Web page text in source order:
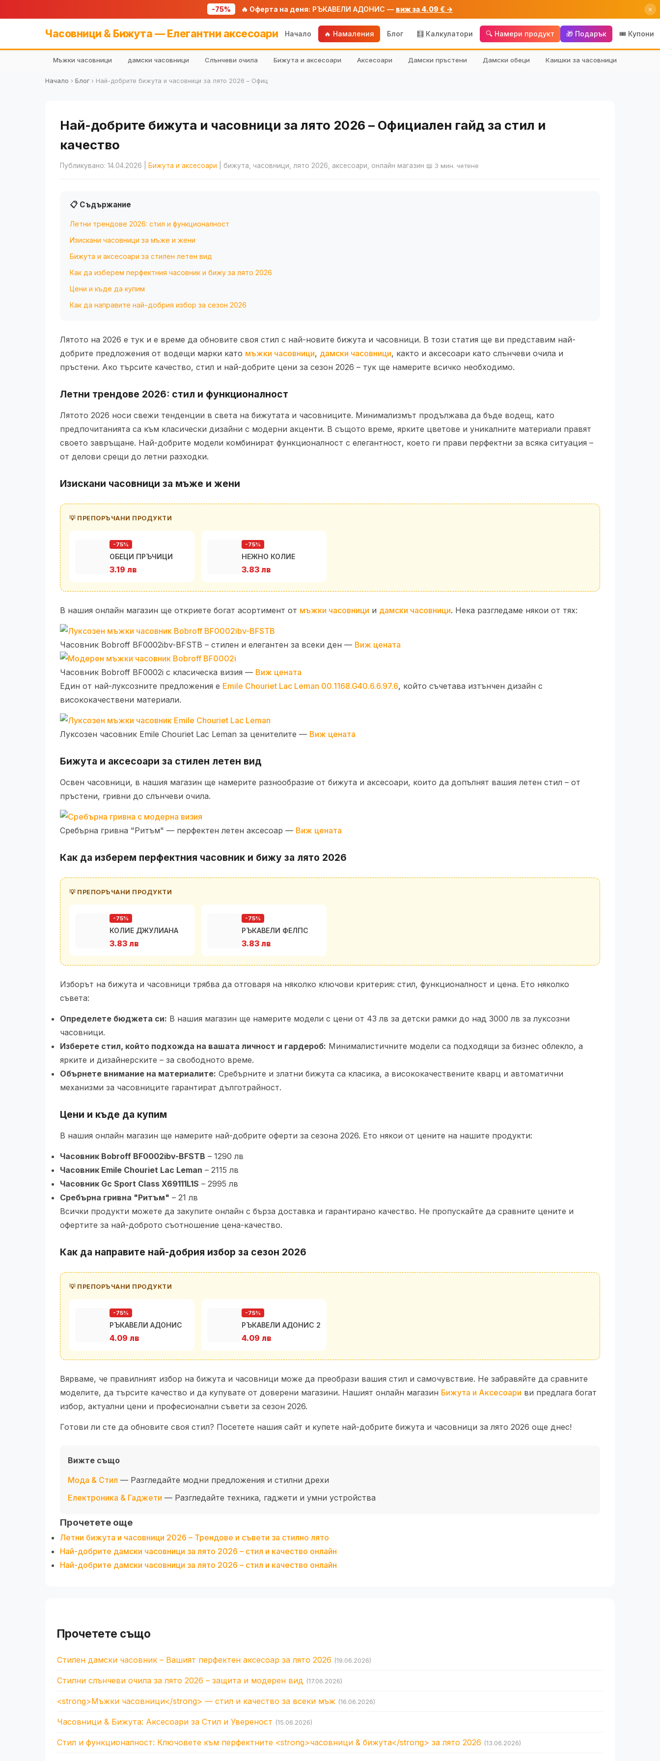
-75% 🔥 Оферта на деня: РЪКАВЕЛИ АДОНИС — виж за 4.09 € → ×
Часовници & Бижута — Елегантни аксесоари Начало 🔥 Намаления Блог 🧮 Калкулатори 🔍 Намери продукт 🎁 Подарък 🎟️ Купони
Мъжки часовници дамски часовници Слънчеви очила Бижута и аксесоари Аксесоари Дамски пръстени Дамски обеци Каишки за часовници
Начало › Блог› Най-добрите бижута и часовници за лято 2026 – Офиц
Най-добрите бижута и часовници за лято 2026 – Официален гайд за стил и
качество
Публикувано: 14.04.2026 Бижута и аксесоари | бижута, часовници, лято 2026, аксесоари, онлайн магазин 📖 3 мин. четене
📋 Съдържание
Летни трендове 2026: стил и функционалност
Изискани часовници за мъже и жени
Бижута и аксесоари за стилен летен вид
Как да изберем перфектния часовник и бижу за лято 2026
Цени и къде да купим
Как да направите най-добрия избор за сезон 2026
Лятото на 2026 е тук и е време да обновите своя стил с най-новите бижута и часовници. В този статия ще ви представим най-
добрите предложения от водещи марки като мъжки часовници, дамски часовници, както и аксесоари като слънчеви очила и
пръстени. Ако търсите качество, стил и най-добрите цени за сезон 2026 – тук ще намерите всичко необходимо.
Летни трендове 2026: стил и функционалност
Лятото 2026 носи свежи тенденции в света на бижутата и часовниците. Минимализмът продължава да бъде водещ, като
предпочитанията са към класически дизайни с модерни акценти. В същото време, ярките цветове и уникалните материали правят
своето завръщане. Най-добрите модели комбинират функционалност с елегантност, което ги прави перфектни за всяка ситуация –
от делови срещи до летни разходки.
Изискани часовници за мъже и жени
💡 ПРЕПОРЪЧАНИ ПРОДУКТИ
-75%
ОБЕЦИ ПРЪЧИЦИ
3.19 лв
-75%
НЕЖНО КОЛИЕ
3.83 лв
В нашия онлайн магазин ще откриете богат асортимент от мъжки часовници и дамски часовници. Нека разгледаме някои от тях:
Часовник Bobroff BF0002ibv-BFSTB – стилен и елегантен за всеки ден — Виж цената
Часовник Bobroff BF0002i с класическа визия — Виж цената
Един от най-луксозните предложения е Emile Chouriet Lac Leman 00.1168.G40.6.6.97.6, който съчетава изтънчен дизайн с
висококачествени материали.
Луксозен часовник Emile Chouriet Lac Leman за ценителите — Виж цената
Бижута и аксесоари за стилен летен вид
Освен часовници, в нашия магазин ще намерите разнообразие от бижута и аксесоари, които да допълнят вашия летен стил – от
пръстени, гривни до слънчеви очила.
Сребърна гривна "Ритъм" — перфектен летен аксесоар — Виж цената
Как да изберем перфектния часовник и бижу за лято 2026
💡 ПРЕПОРЪЧАНИ ПРОДУКТИ
-75%
КОЛИЕ ДЖУЛИАНА
3.83 лв
-75%
РЪКАВЕЛИ ФЕЛПС
3.83 лв
Изборът на бижута и часовници трябва да отговаря на няколко ключови критерия: стил, функционалност и цена. Ето няколко
съвета:
Определете бюджета си: В нашия магазин ще намерите модели с цени от 43 лв за детски рамки до над 3000 лв за луксозни
часовници.
Изберете стил, който подхожда на вашата личност и гардероб: Минималистичните модели са подходящи за бизнес облекло, а
ярките и дизайнерските – за свободното време.
Обърнете внимание на материалите: Сребърните и златни бижута са класика, а висококачествените кварц и автоматични
механизми за часовниците гарантират дълготрайност.
Цени и къде да купим
В нашия онлайн магазин ще намерите най-добрите оферти за сезона 2026. Ето някои от цените на нашите продукти:
Часовник Bobroff BF0002ibv-BFSTB – 1290 лв
Часовник Emile Chouriet Lac Leman – 2115 лв
Часовник Gc Sport Class X69111L1S – 2995 лв
Сребърна гривна "Ритъм" – 21 лв
Всички продукти можете да закупите онлайн с бърза доставка и гарантирано качество. Не пропускайте да сравните цените и
офертите за най-доброто съотношение цена-качество.
Как да направите най-добрия избор за сезон 2026
💡 ПРЕПОРЪЧАНИ ПРОДУКТИ
-75%
РЪКАВЕЛИ АДОНИС
4.09 лв
-75%
РЪКАВЕЛИ АДОНИС 2
4.09 лв
Вярваме, че правилният избор на бижута и часовници може да преобрази вашия стил и самочувствие. Не забравяйте да сравните
моделите, да търсите качество и да купувате от доверени магазини. Нашият онлайн магазин Бижута и Аксесоари ви предлага богат
избор, актуални цени и професионални съвети за сезон 2026.
Готови ли сте да обновите своя стил? Посетете нашия сайт и купете най-добрите бижута и часовници за лято 2026 още днес!
Вижте също
Мода & Стил — Разгледайте модни предложения и стилни дрехи
Електроника & Гаджети — Разгледайте техника, гаджети и умни устройства
Прочетете още
Летни бижута и часовници 2026 – Трендове и съвети за стилно лято
Най-добрите дамски часовници за лято 2026 – стил и качество онлайн
Най-добрите дамски часовници за лято 2026 – стил и качество онлайн
Прочетете също
Стилен дамски часовник – Вашият перфектен аксесоар за лято 2026 (19.06.2026)
Стилни слънчеви очила за лято 2026 – защита и модерен вид (17.06.2026)
<strong>Мъжки часовници</strong> — стил и качество за всеки мъж (16.06.2026)
Часовници & Бижута: Аксесоари за Стил и Увереност (15.06.2026)
Стил и функционалност: Ключовете към перфектните <strong>часовници & бижута</strong> за лято 2026 (13.06.2026)